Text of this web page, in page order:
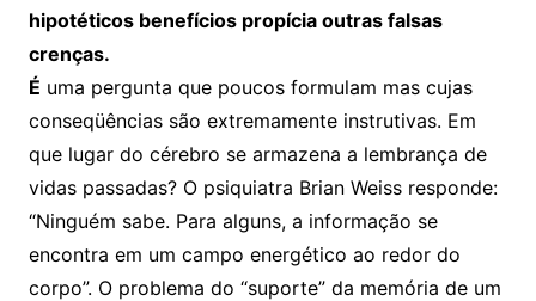
hipotéticos benefícios propícia outras falsas
crenças.
É uma pergunta que poucos formulam mas cujas
conseqüências são extremamente instrutivas. Em
que lugar do cérebro se armazena a lembrança de
vidas passadas? O psiquiatra Brian Weiss responde:
“Ninguém sabe. Para alguns, a informação se
encontra em um campo energético ao redor do
corpo”. O problema do “suporte” da memória de um